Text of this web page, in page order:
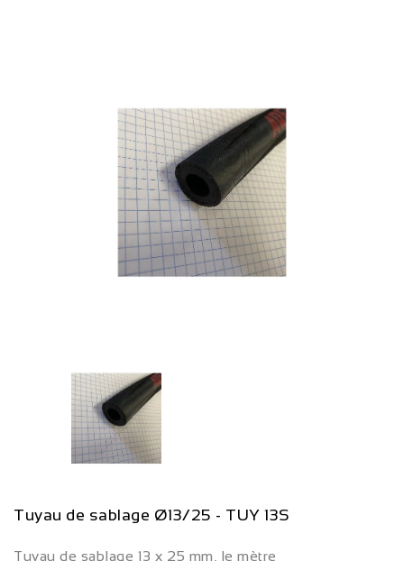
Tuyau de sablage Ø13/25 - TUY 13S
Tuyau de sablage 13 x 25 mm, le mètre